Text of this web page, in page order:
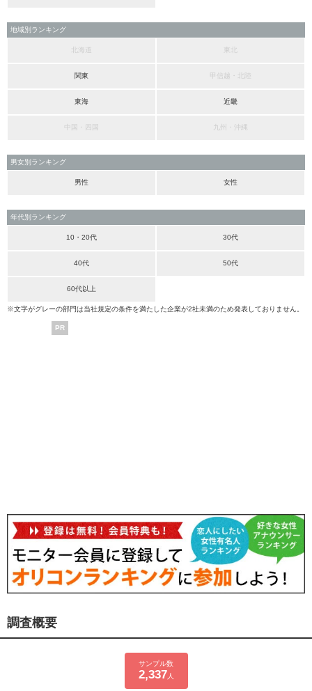
地域別ランキング
北海道 東北
関東 甲信越・北陸
東海 近畿
中国・四国 九州・沖縄
男女別ランキング
男性 女性
年代別ランキング
10・20代 30代
40代 50代
60代以上
※文字がグレーの部門は当社規定の条件を満たした企業が2社未満のため発表しておりません。
PR
調査概要
サンプル数
2,337 人